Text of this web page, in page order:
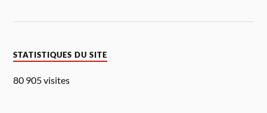
STATISTIQUES DU SITE
80 905 visites